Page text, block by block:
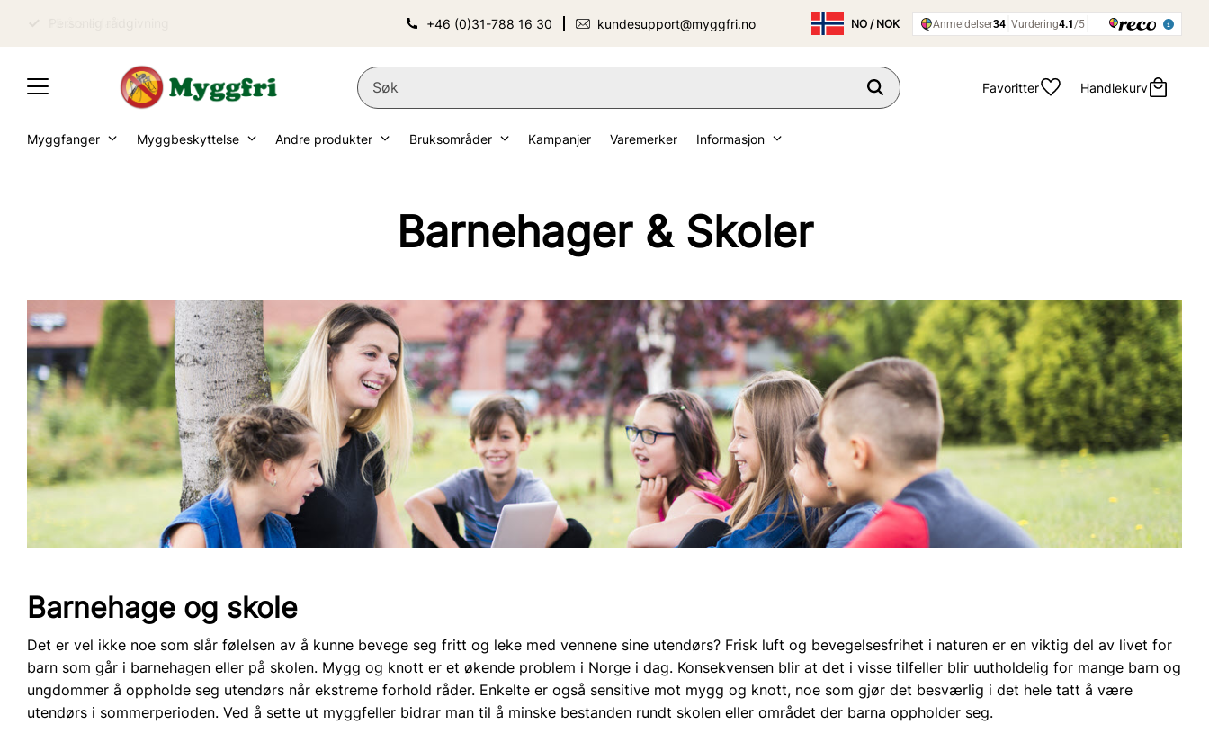
+46 (0)31-788 16 30 kundesupport@myggfri.no
Favoritter Handlekurv
Myggfanger Myggbeskyttelse Andre produkter Bruksområder Kampanjer Varemerker Informasjon
Barnehager & Skoler
Barnehage og skole
Det er vel ikke noe som slår følelsen av å kunne bevege seg fritt og leke med vennene sine utendørs? Frisk luft og bevegelsesfrihet i naturen er en viktig del av livet for
barn som går i barnehagen eller på skolen. Mygg og knott er et økende problem i Norge i dag. Konsekvensen blir at det i visse tilfeller blir uutholdelig for mange barn og
ungdommer å oppholde seg utendørs når ekstreme forhold råder. Enkelte er også sensitive mot mygg og knott, noe som gjør det besværlig i det hele tatt å være
utendørs i sommerperioden. Ved å sette ut myggfeller bidrar man til å minske bestanden rundt skolen eller området der barna oppholder seg.